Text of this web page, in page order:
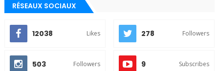
RÉSEAUX SOCIAUX
12038 Likes 278 Followers
503 Followers 9 Subscribes